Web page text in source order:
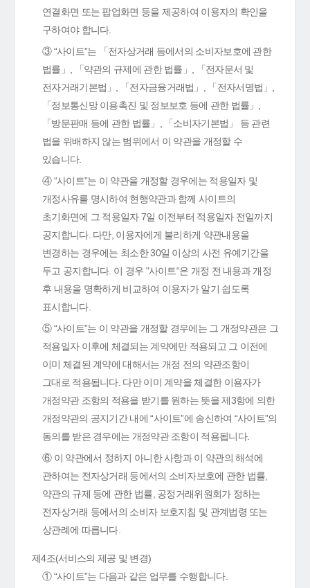
연결화면 또는 팝업화면 등을 제공하여 이용자의 확인을
구하여야 합니다.
③ “사이트”는 「전자상거래 등에서의 소비자보호에 관한
법률」, 「약관의 규제에 관한 법률」, 「전자문서 및
전자거래기본법」, 「전자금융거래법」, 「전자서명법」,
「정보통신망 이용촉진 및 정보보호 등에 관한 법률」,
「방문판매 등에 관한 법률」, 「소비자기본법」 등 관련
법을 위배하지 않는 범위에서 이 약관을 개정할 수
있습니다.
④ “사이트”는 이 약관을 개정할 경우에는 적용일자 및
개정사유를 명시하여 현행약관과 함께 사이트의
초기화면에 그 적용일자 7일 이전부터 적용일자 전일까지
공지합니다. 다만, 이용자에게 불리하게 약관내용을
변경하는 경우에는 최소한 30일 이상의 사전 유예기간을
두고 공지합니다. 이 경우 "사이트“은 개정 전 내용과 개정
후 내용을 명확하게 비교하여 이용자가 알기 쉽도록
표시합니다.
⑤ “사이트”는 이 약관을 개정할 경우에는 그 개정약관은 그
적용일자 이후에 체결되는 계약에만 적용되고 그 이전에
이미 체결된 계약에 대해서는 개정 전의 약관조항이
그대로 적용됩니다. 다만 이미 계약을 체결한 이용자가
개정약관 조항의 적용을 받기를 원하는 뜻을 제3항에 의한
개정약관의 공지기간 내에 “사이트”에 송신하여 “사이트”의
동의를 받은 경우에는 개정약관 조항이 적용됩니다.
⑥ 이 약관에서 정하지 아니한 사항과 이 약관의 해석에
관하여는 전자상거래 등에서의 소비자보호에 관한 법률,
약관의 규제 등에 관한 법률, 공정거래위원회가 정하는
전자상거래 등에서의 소비자 보호지침 및 관계법령 또는
상관례에 따릅니다.
제4조(서비스의 제공 및 변경)
① “사이트”는 다음과 같은 업무를 수행합니다.